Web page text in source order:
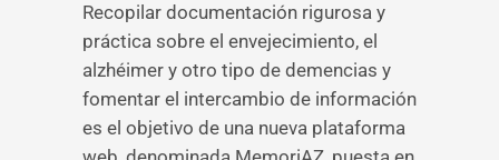
Recopilar documentación rigurosa y
práctica sobre el envejecimiento, el
alzhéimer y otro tipo de demencias y
fomentar el intercambio de información
es el objetivo de una nueva plataforma